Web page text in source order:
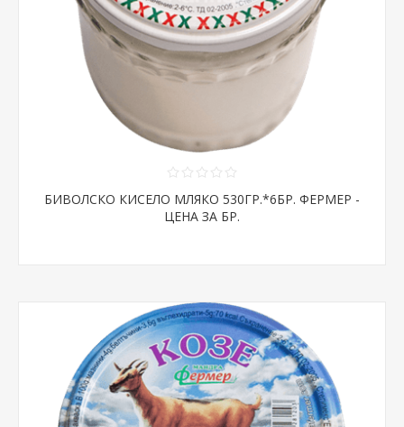
БИВОЛСКО КИСЕЛО МЛЯКО 530ГР.*6БР. ФЕРМЕР -
ЦЕНА ЗА БР.